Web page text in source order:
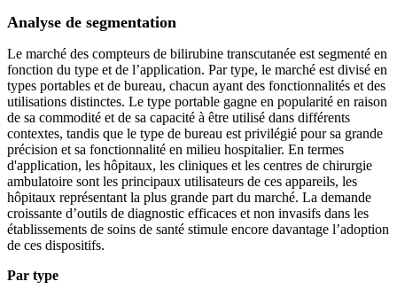
Analyse de segmentation
Le marché des compteurs de bilirubine transcutanée est segmenté en
fonction du type et de l’application. Par type, le marché est divisé en
types portables et de bureau, chacun ayant des fonctionnalités et des
utilisations distinctes. Le type portable gagne en popularité en raison
de sa commodité et de sa capacité à être utilisé dans différents
contextes, tandis que le type de bureau est privilégié pour sa grande
précision et sa fonctionnalité en milieu hospitalier. En termes
d'application, les hôpitaux, les cliniques et les centres de chirurgie
ambulatoire sont les principaux utilisateurs de ces appareils, les
hôpitaux représentant la plus grande part du marché. La demande
croissante d’outils de diagnostic efficaces et non invasifs dans les
établissements de soins de santé stimule encore davantage l’adoption
de ces dispositifs.
Par type